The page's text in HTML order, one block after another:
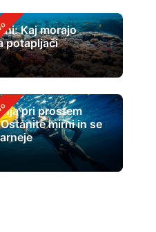
Kaj morajo
potapljači
pri prostem
mirni in se